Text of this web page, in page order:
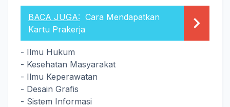
BACA JUGA: Cara Mendapatkan
Kartu Prakerja
- Ilmu Hukum
- Kesehatan Masyarakat
- Ilmu Keperawatan
- Desain Grafis
- Sistem Informasi